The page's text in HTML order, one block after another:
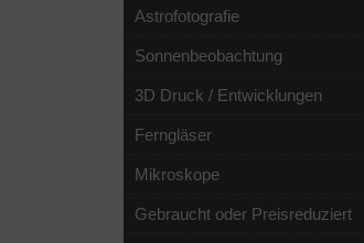
Astrofotografie
Sonnenbeobachtung
3D Druck / Entwicklungen
Ferngläser
Mikroskope
Gebraucht oder Preisreduziert